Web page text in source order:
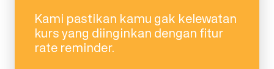
Kami pastikan kamu gak kelewatan
kurs yang diinginkan dengan fitur
rate reminder.